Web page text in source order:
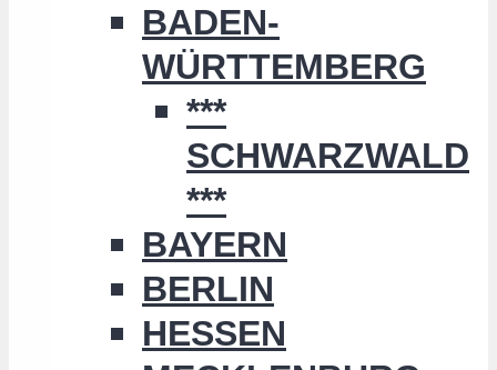
BADEN-
WÜRTTEMBERG
***
SCHWARZWALD
***
BAYERN
BERLIN
HESSEN